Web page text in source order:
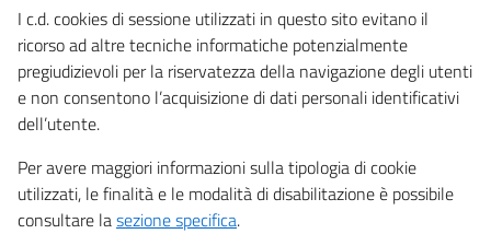
I c.d. cookies di sessione utilizzati in questo sito evitano il
ricorso ad altre tecniche informatiche potenzialmente
pregiudizievoli per la riservatezza della navigazione degli utenti
e non consentono l’acquisizione di dati personali identificativi
dell’utente.
Per avere maggiori informazioni sulla tipologia di cookie
utilizzati, le finalità e le modalità di disabilitazione è possibile
consultare lasezione specifica.